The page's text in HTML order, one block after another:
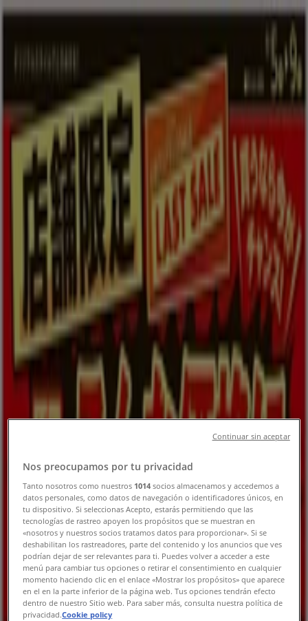
あなたはここにいる：
Featured スーパーマーケット ファッション ホームセンター&
ペットドラッグストア レストラン カラオケ & エンター
テイメントスポーツ おもちゃ&子供向け商品
車&モーターバ
ファッション 富谷市：チラシ、クーポ
ン、カタログ
富谷市のTiendeo
ファッションの富谷市チラシ
新規
はるやま チラシ
8/16 日まで有効富谷市
今日で期限切れ
パシオス
チラシ
Nos preocupamos por tu privacidad
Tanto nosotros como nuestros 1014 socios almacenamos y accedemos a
datos personales, como datos de navegación o identificadores únicos, en
tu dispositivo. Si seleccionas Acepto, estarás permitiendo que las
tecnologías de rastreo apoyen los propósitos que se muestran en
«nosotros y nuestros socios tratamos datos para proporcionar». Si se
deshabilitan los rastreadores, parte del contenido y los anuncios que ves
podrían dejar de ser relevantes para ti. Puedes volver a acceder a este
menú para cambiar tus opciones o retirar el consentimiento en cualquier
momento haciendo clic en el enlace «Mostrar los propósitos» que aparece
en el en la parte inferior de la página web. Tus opciones tendrán efecto
dentro de nuestro Sitio web. Para saber más, consulta nuestra política de
privacidad.Cookie policy
Continuar sin aceptar